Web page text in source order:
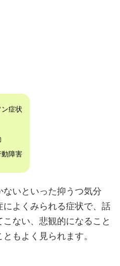
症状
障害
いといった抑うつ気分
よくみられる症状で、話
ない、悲観的になること
もよく見られます。